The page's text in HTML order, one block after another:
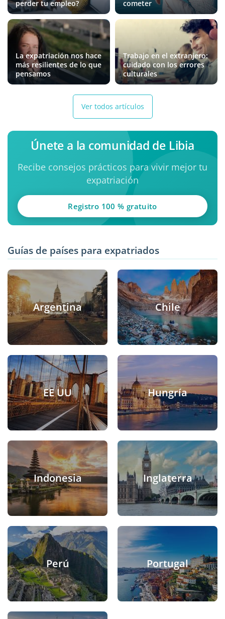
perder tu empleo?
cometer
La expatriación nos hace
más resilientes de lo que
pensamos
Trabajo en el extranjero:
cuidado con los errores
culturales
Ver todos artículos
Únete a la comunidad de Libia
Recibe consejos prácticos para vivir mejor tu
expatriación
Registro 100 % gratuito
Guías de países para expatriados
Argentina Chile
EE UU Hungría
Indonesia Inglaterra
Perú Portugal